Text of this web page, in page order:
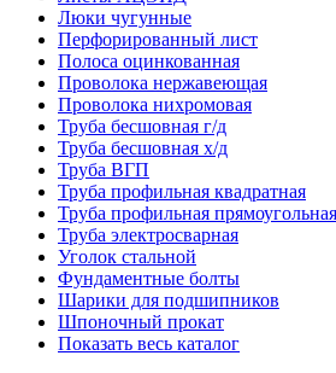
Люки чугунные
Перфорированный лист
Полоса оцинкованная
Проволока нержавеющая
Проволока нихромовая
Труба бесшовная г/д
Труба бесшовная х/д
Труба ВГП
Труба профильная квадратная
Труба профильная прямоугольная
Труба электросварная
Уголок стальной
Фундаментные болты
Шарики для подшипников
Шпоночный прокат
Показать весь каталог